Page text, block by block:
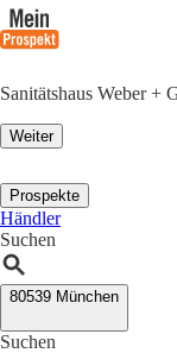
Sanitätshaus Weber +
Weiter
Prospekte
Händler
Suchen
80539 München
Suchen